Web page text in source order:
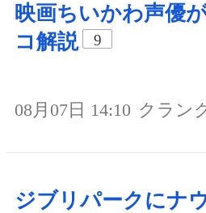
映画ちいかわ声優
コ解説
9
08月07日 14:10 クラン
ジブリパークにナ